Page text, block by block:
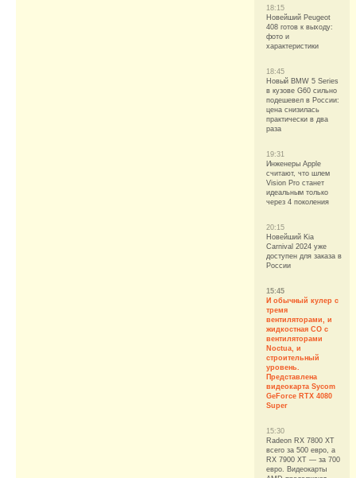
18:15
Новейший Peugeot
408 готов к выходу:
фото и
характеристики
18:45
Новый BMW 5 Series
в кузове G60 сильно
подешевел в России:
цена снизилась
практически в два
раза
19:31
Инженеры Apple
считают, что шлем
Vision Pro станет
идеальным только
через 4 поколения
20:15
Новейший Kia
Carnival 2024 уже
доступен для заказа в
России
15:45
И обычный кулер с
тремя
вентиляторами, и
жидкостная СО с
вентиляторами
Noctua, и
строительный
уровень.
Представлена
видеокарта Sycom
GeForce RTX 4080
Super
15:30
Radeon RX 7800 XT
всего за 500 евро, а
RX 7900 XT — за 700
евро. Видеокарты